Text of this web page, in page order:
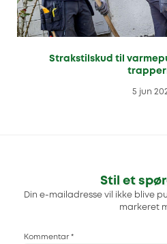
Strakstilskud til
5 jun
Stil et
Din e-mailadresse vil ikke blive
markeret
Kommentar *